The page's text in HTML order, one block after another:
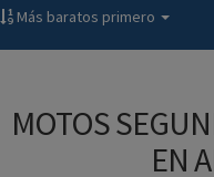
Más baratos primero
MOTOS
EN